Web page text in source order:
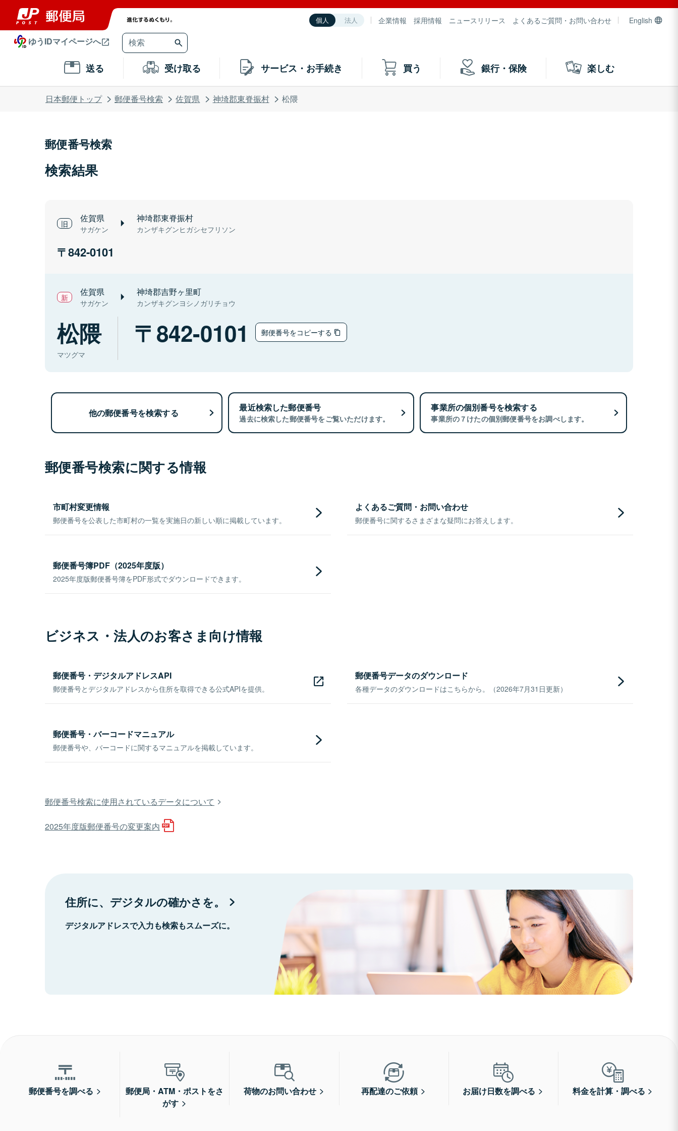
個人 法人 企業情報 採用情報 ニュースリリース よくあるご質問・お問い合わせ English
ゆうIDマイページへ
送る 受け取る サービス・お手続き 買う 銀行・保険 楽しむ
日本郵便トップ 郵便番号検索 佐賀県 神埼郡東脊振村 松隈
郵便番号検索
検索結果
佐賀県
サガケン
神埼郡東脊振村
カンザキグンヒガシセフリソン
842-0101
佐賀県
サガケン
神埼郡吉野ヶ里町
カンザキグンヨシノガリチョウ
松隈
マツグマ
842-0101 郵便番号をコピーする
他の郵便番号を検索する 最近検索した郵便番号
過去に検索した郵便番号をご覧いただけます。
事業所の個別番号を検索する
事業所の７けたの個別郵便番号をお調べします。
郵便番号検索に関する情報
市町村変更情報
郵便番号を公表した市町村の一覧を実施日の新しい順に掲載しています。
よくあるご質問・お問い合わせ
郵便番号に関するさまざまな疑問にお答えします。
郵便番号簿PDF（2025年度版）
2025年度版郵便番号簿をPDF形式でダウンロードできます。
ビジネス・法人のお客さま向け情報
郵便番号・デジタルアドレスAPI
郵便番号とデジタルアドレスから住所を取得できる公式APIを提供。
郵便番号データのダウンロード
各種データのダウンロードはこちらから。（2026年7月31日更新）
郵便番号・バーコードマニュアル
郵便番号や、バーコードに関するマニュアルを掲載しています。
郵便番号検索に使用されているデータについて
2025年度版郵便番号の変更案内
住所に、デジタルの確かさを。
デジタルアドレスで入力も検索もスムーズに。
郵便番号を調べる
郵便局・ATM・ポストをさ
がす
荷物のお問い合わせ 再配達のご依頼 お届け日数を調べる 料金を計算・調べる